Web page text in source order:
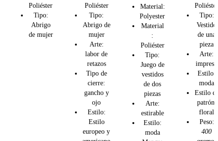
Poliéster
Tipo:
Abrigo
de mujer
múltiples
variantes.
Las
opciones
Poliéster
Tipo:
Abrigo de
mujer
Arte:
labor de
retazos
Tipo de
cierre:
gancho y
ojo
Estilo:
Estilo
europeo y
múltiples
variantes.
Las
opciones
se
pueden
elegir
la
de
producto
Material:
Polyester
Material
:
Poliéster
Tipo:
Juego de
vestidos
de dos
piezas
Arte:
estirable
Estilo:
moda
múltiples
variantes.
Las
se
pueden
elegir
en
página
de
producto
Poliéster
Tipo:
Vestido
de una
pieza
Arte:
impreso
Estilo:
moda
Estilo
patrón:
floral
Peso:
400
la